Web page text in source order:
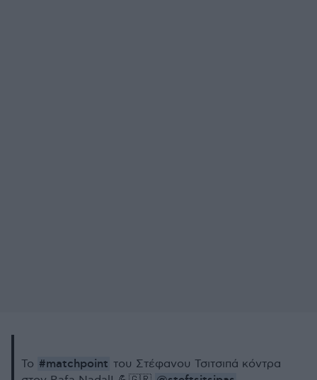
Το #matchpoint του Στέφανου Τσιτσιπά κόντρα